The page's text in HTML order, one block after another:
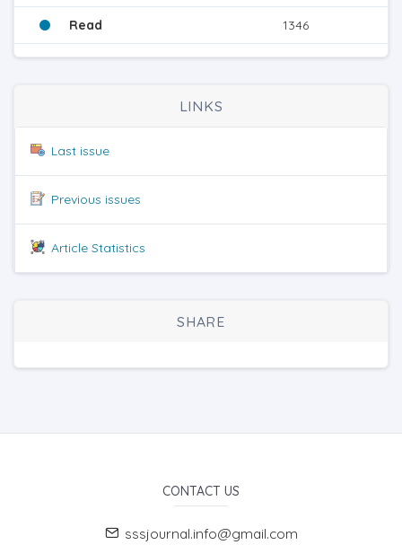
Read 1346
LINKS
Last issue
Previous issues
Article Statistics
SHARE
CONTACT US
sssjournal.info@gmail.com